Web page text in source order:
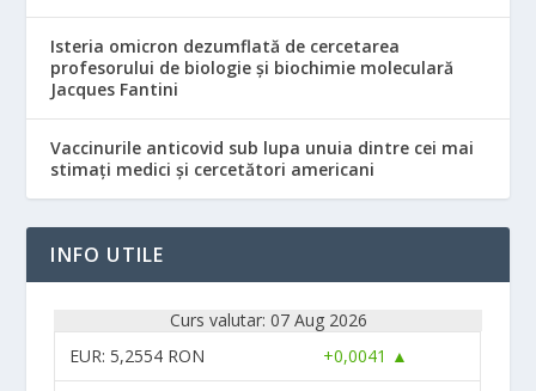
Isteria omicron dezumflată de cercetarea
profesorului de biologie și biochimie moleculară
Jacques Fantini
Vaccinurile anticovid sub lupa unuia dintre cei mai
stimați medici și cercetători americani
INFO UTILE
Curs valutar: 07 Aug 2026
EUR: 5,2554 RON +0,0041 ▲